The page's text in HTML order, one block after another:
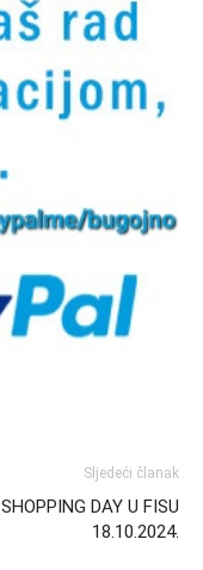
Sljedeći članak
SHOPPING DAY U FISU
18.10.2024.